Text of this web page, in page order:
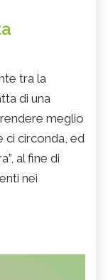
tra la
di una
meglio
ci circonda, ed
al fine di
nei